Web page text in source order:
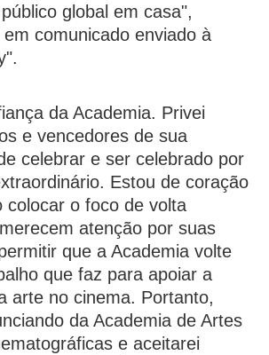
global em casa",
comunicado enviado à
da Academia. Privei
e vencedores de sua
celebrar e ser celebrado por
Estou de coração
colocar o foco de volta
atenção por suas
que a Academia volte
que faz para apoiar a
arte no cinema. Portanto,
da Academia de Artes
e aceitarei